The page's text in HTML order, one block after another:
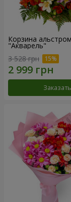
Корзина
"Акварель"
3 528 грн
Заказать